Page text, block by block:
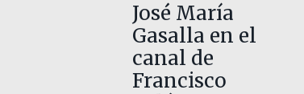
José María
Gasalla en el
canal de
Francisco